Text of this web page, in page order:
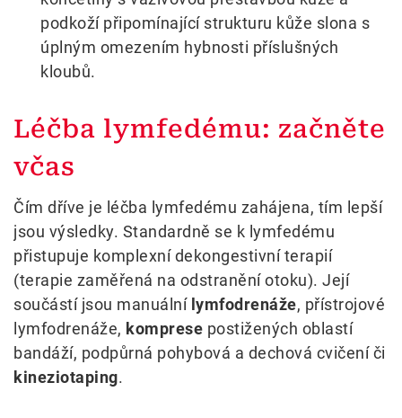
podkoží připomínající strukturu kůže slona s
úplným omezením hybnosti příslušných
kloubů.
Léčba lymfedému: začněte
včas
Čím dříve je léčba lymfedému zahájena, tím lepší
jsou výsledky. Standardně se k lymfedému
přistupuje komplexní dekongestivní terapií
(terapie zaměřená na odstranění otoku). Její
součástí jsou manuální lymfodrenáže, přístrojové
lymfodrenáže, komprese postižených oblastí
bandáží, podpůrná pohybová a dechová cvičení či
kineziotaping.